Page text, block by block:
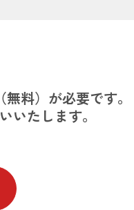
料）が必要です。
いたします。